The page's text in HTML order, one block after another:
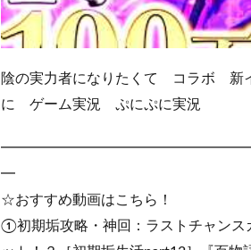
陰の実力者になりたくて コラボ
に ゲーム実況 ぷにぷに実況
━
☆おすすめ動画はこちら！
①初期垢攻略・神回：ラストチャンス